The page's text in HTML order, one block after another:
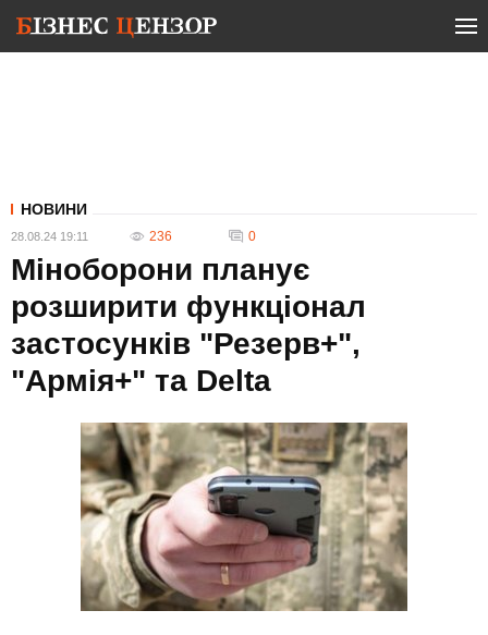
НОВИНИ
28.08.24 19:11 236 0
Міноборони планує
розширити функціонал
застосунків "Резерв+",
"Армія+" та Delta